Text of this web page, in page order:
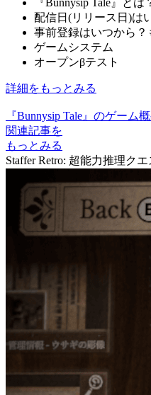
『Bunnysip Tale』とは
配信日(リリース日)は
事前登録はいつから
ゲームシステム
オープンβテスト
詳細をもっとみる
『Bunnysip Tale』のゲー
関連記事を
もっとみる
Staffer Retro: 超能力推理クエ